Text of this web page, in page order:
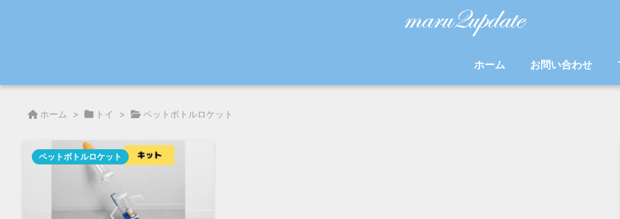
ホーム お問い合わせ
ホーム > トイ > ペットボトルロケット
ペットボトルロケット